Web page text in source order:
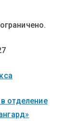
отделение